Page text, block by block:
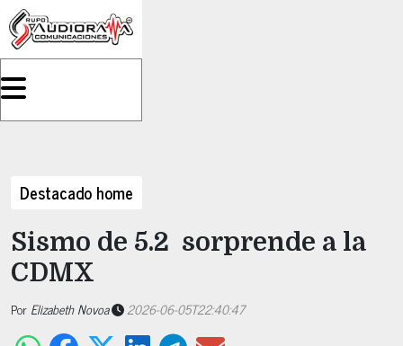
Destacado home
Sismo de 5.2 sorprende a la
CDMX
Por Elizabeth Novoa 2026-06-05T22:40:47